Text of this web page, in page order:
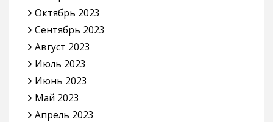
Октябрь 2023
Сентябрь 2023
Август 2023
Июль 2023
Июнь 2023
Май 2023
Апрель 2023